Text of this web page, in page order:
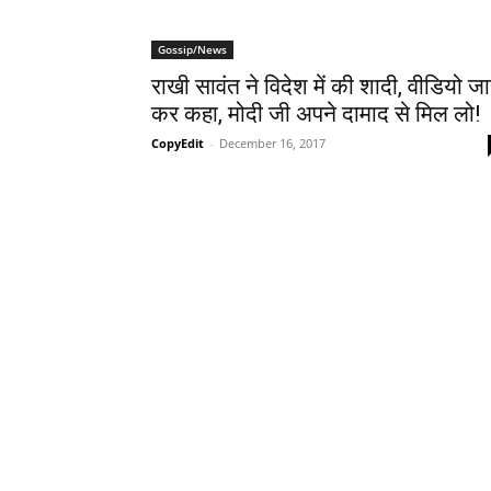
Gossip/News
राखी सावंत ने विदेश में की शादी, वीडियो
कर कहा, मोदी जी अपने दामाद से मिल लो!
CopyEdit - December 16, 2017